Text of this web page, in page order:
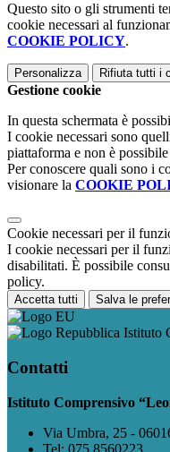
Questo sito o gli strumenti
cookie necessari al
COOKIE POLICY.
Personalizza Rifiuta tutti i
Gestione cookie
In questa schermata è
I cookie necessari sono
piattaforma e non è
Per conoscere quali sono i
visionare la COOKIE
Cookie necessari per il
I cookie necessari per il
disabilitati. È possibile
policy.
Accetta tutti Salva le
Istituto
Contatti
Istituto Comprensivo
Via Umbra, 25 -
Tel: 075 8560223